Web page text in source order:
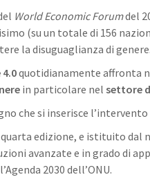
World Economic Forumdel
(su un totale di 156
la disuguaglianza di genere.
4.0quotidianamente affronta
in particolare nel settore
che si inserisce l’intervento
edizione, e istituito dal
avanzate e in grado di
2030 dell’ONU.